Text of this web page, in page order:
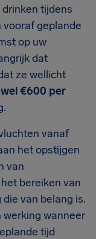
tijdens
vooraf geplande
op uw
dat
ze wellicht
€600 per
vanaf
het opstijgen
van
bereiken van
van belang is.
wanneer
tijd